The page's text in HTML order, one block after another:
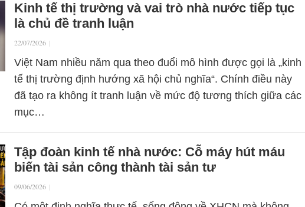
Kinh tế thị trường và vai trò nhà nước tiếp tục
là chủ đề tranh luận
22/07/2026 |
Việt Nam nhiều năm qua theo đuổi mô hình được gọi là „kinh
tế thị trường định hướng xã hội chủ nghĩa“. Chính điều này
đã tạo ra không ít tranh luận về mức độ tương thích giữa các
mục…
Tập đoàn kinh tế nhà nước: Cỗ máy hút máu
biến tài sản công thành tài sản tư
09/06/2026 |